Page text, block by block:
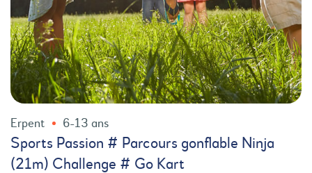
Erpent 6-13 ans
Sports Passion # Parcours gonflable Ninja
(21m) Challenge # Go Kart